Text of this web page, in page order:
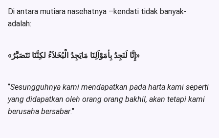
Di antara mutiara nasehatnya –kendati tidak banyak-
adalah:
«إِنَّا لَنَجِدُ بِأمَوْاَلِنَا مَايَجِدُ الْبُخَلاَءُ لكِنَّنَا نَتَصَبَّرُ»
“Sesungguhnya kami mendapatkan pada harta kami seperti
yang didapatkan oleh orang orang bakhil, akan tetapi kami
berusaha bersabar.”